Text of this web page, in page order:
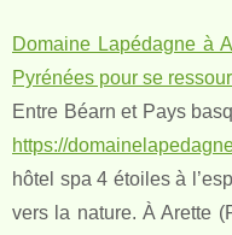
Domaine Lapédagne à
Pyrénées pour se
Entre Béarn et Pays
https://
hôtel spa 4 étoiles à
vers la nature. À Arette